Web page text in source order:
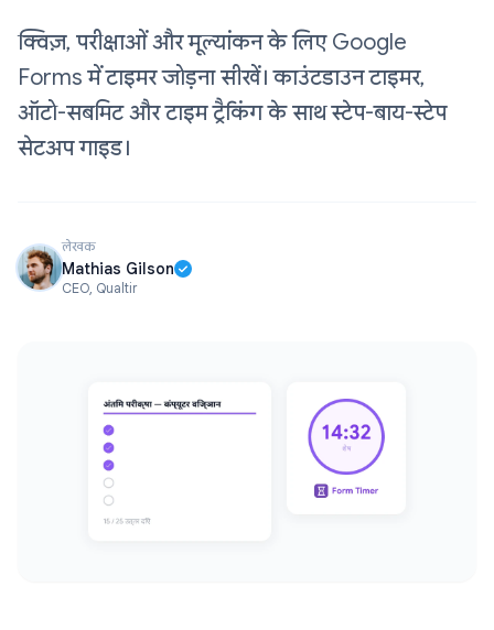
क्विज़, परीक्षाओं और मूल्यांकन के लिए Google
Forms में टाइमर जोड़ना सीखें। काउंटडाउन टाइमर,
ऑटो-सबमिट और टाइम ट्रैकिंग के साथ स्टेप-बाय-स्टेप
सेटअप गाइड।
लेखक
Mathias Gilson
CEO, Qualtir